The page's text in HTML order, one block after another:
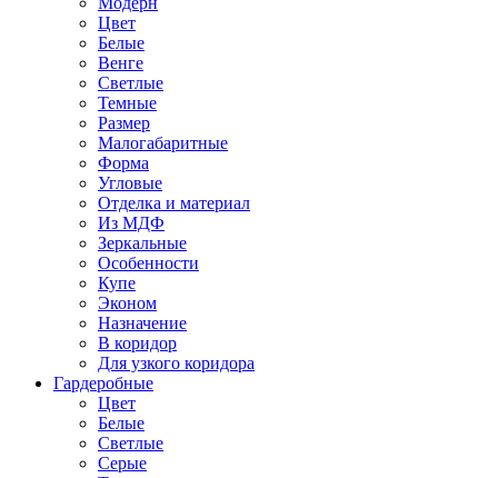
Цвет
Белые
Венге
Светлые
Темные
Размер
Малогабаритные
Форма
Угловые
Отделка и материал
Из МДФ
Зеркальные
Особенности
Купе
Эконом
Назначение
В коридор
Для узкого коридора
Гардеробные
Цвет
Белые
Светлые
Серые